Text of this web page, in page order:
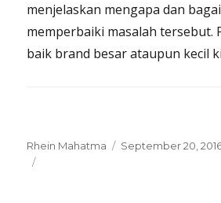
menjelaskan mengapa dan
memperbaiki masalah tersebut.
baik brand besar ataupun kecil
Rhein Mahatma
Posted
September 20,